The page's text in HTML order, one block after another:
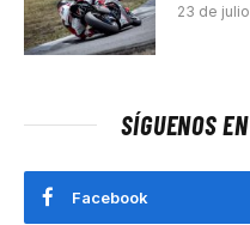
23 de
SÍGUENOS
Facebook